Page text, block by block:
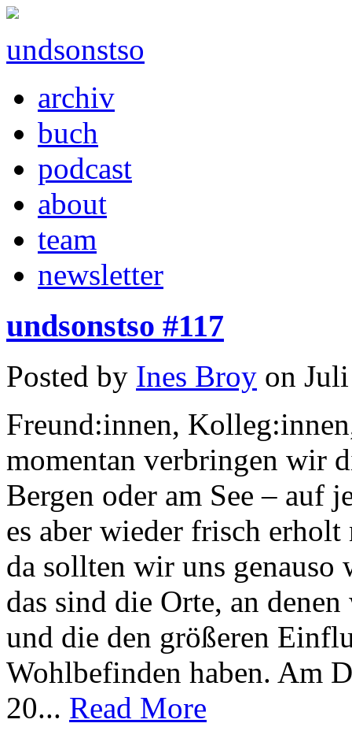
undsonstso
archiv
buch
podcast
about
team
newsletter
undsonstso #117
Posted by Ines Broy on
Freund:innen,
momentan verbringen wir
Bergen oder am See – auf
es aber wieder frisch
da sollten wir uns
das sind die Orte, an
und die den größeren
Wohlbefinden haben. Am
20... Read More